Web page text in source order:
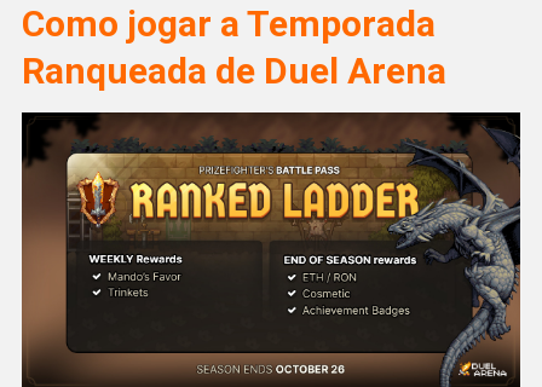
Como jogar a Temporada
Ranqueada de Duel Arena